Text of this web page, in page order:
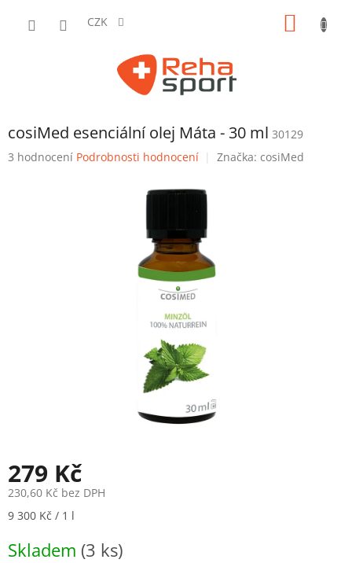
CZK
cosiMed esenciální olej Máta - 30 ml 30129
Průměrné
3 hodnocení Podrobnosti hodnocení Značka: cosiMed
279 Kč
230,60 Kč bez DPH
Měrná
9 300 Kč / 1 l
Skladem (3 ks)